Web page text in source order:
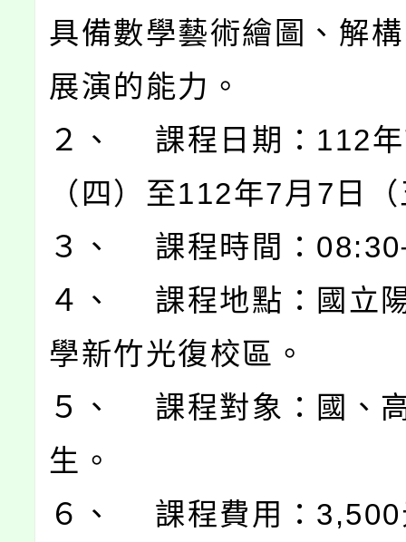
具備數學藝術繪圖、解
展演的能力。
２、 課程日期：112
（四）至112年7月7日
３、 課程時間：
４、 課程地點：國立
學新竹光復校區。
５、 課程對象：國、
生。
６、 課程費用：3,500